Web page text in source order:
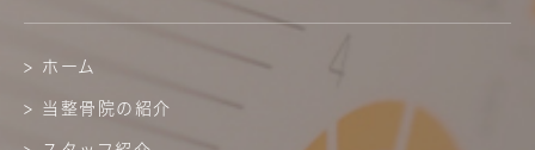
> ホーム
> 当整骨院の紹介